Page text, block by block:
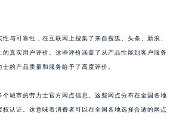
与可靠性，在互联网上搜集了来自搜狐、头条、新浪、
的真实用户评价。这些评价涵盖了从产品性能到客户服务
的产品质量和服务给予了高度评价。
城市的劳力士官方网点信息。这些网点分布在全国各地
认证。这意味着消费者可以在全国各地选择合适的网点